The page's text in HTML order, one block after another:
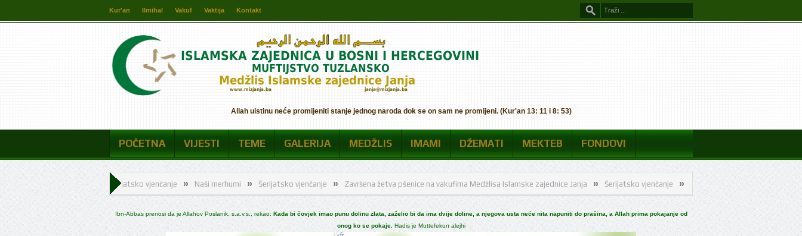
Kur'an Ilmihal Vakuf Vaktija Kontakt
Allah uistinu neće promijeniti stanje jednog naroda dok se on sam ne promijeni. (Kur'an 13: 11 i 8: 53)
POČETNA VIJESTI TEME GALERIJA MEDŽLIS IMAMI DŽEMATI MEKTEB FONDOVI
Naši merhumi Šerijatsko vjenčanje » Naši merhumi » Šerijatsko vjenčanje » Završena žetva pšenice na vakufima Medžlisa Islamske zajednice Janja » Šerijatsko vjenčanje » Naši merhumi » Polaznici “Ljetnog
Prijem za učenike generacija za školsku 2025/2026.
Ibn-Abbas prenosi da je Allahov Poslanik, s.a.v.s., rekao: Kada bi čovjek imao punu dolinu zlata, zaželio bi da ima dvije doline, a njegova usta neće nita napuniti do prašina, a Allah prima pokajanje od
onog ko se pokaje. Hadis je Muttefekun alejhi